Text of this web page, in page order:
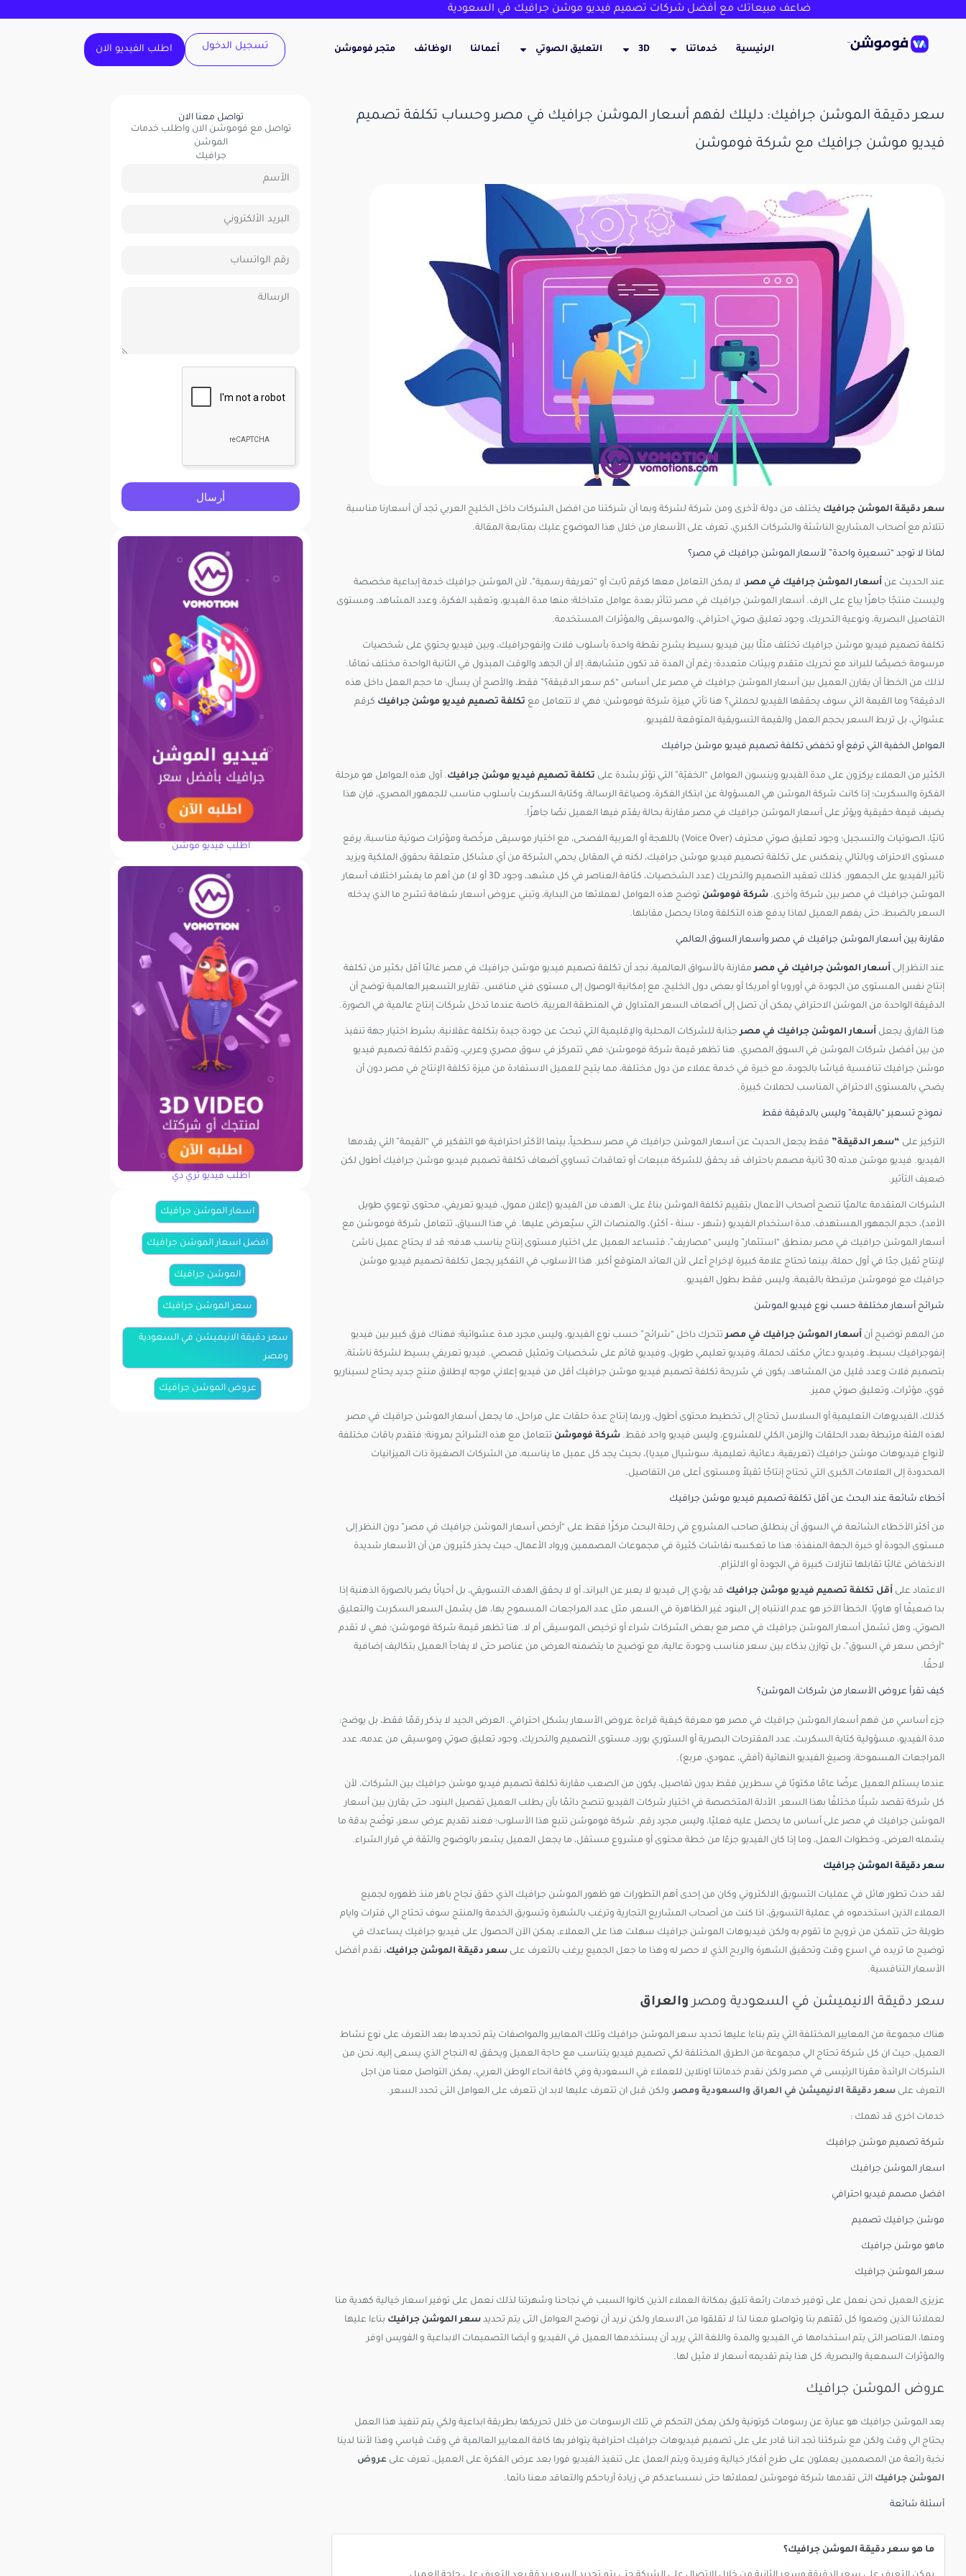
ضاعف مبيعاتك مع أفضل شركات تصميم فيديو موشن جرافيك في السعودية
الرئيسية خدماتنا 3D التعليق الصوتي أعمالنا الوظائف متجر فوموشن تسجيل الدخول اطلب الفيديو الان
سعر دقيقة الموشن جرافيك: دليلك لفهم أسعار الموشن جرافيك في مصر وحساب تكلفة تصميم
فيديو موشن جرافيك مع شركة فوموشن
سعر دقيقة الموشن جرافيك يختلف من دولة لأخرى ومن شركة لشركة وبما أن شركتنا من افضل الشركات داخل الخليج العربي تجد أن أسعارنا مناسبة
تتلائم مع أصحاب المشاريع الناشئة والشركات الكبري، تعرف على الأسعار من خلال هذا الموضوع عليك بمتابعة المقالة.
لماذا لا توجد “تسعيرة واحدة” لأسعار الموشن جرافيك في مصر؟
عند الحديث عن أسعار الموشن جرافيك في مصر، لا يمكن التعامل معها كرقم ثابت أو “تعريفة رسمية”، لأن الموشن جرافيك خدمة إبداعية مخصصة
وليست منتجًا جاهزًا يباع على الرف. أسعار الموشن جرافيك في مصر تتأثر بعدة عوامل متداخلة؛ منها مدة الفيديو، وتعقيد الفكرة، وعدد المشاهد، ومستوى
التفاصيل البصرية، ونوعية التحريك، وجود تعليق صوتي احترافي، والموسيقى والمؤثرات المستخدمة.​
تكلفة تصميم فيديو موشن جرافيك تختلف مثلًا بين فيديو بسيط يشرح نقطة واحدة بأسلوب فلات وإنفوجرافيك، وبين فيديو يحتوي على شخصيات
مرسومة خصيصًا للبراند مع تحريك متقدم وبيئات متعددة؛ رغم أن المدة قد تكون متشابهة، إلا أن الجهد والوقت المبذول في الثانية الواحدة مختلف تمامًا.
لذلك من الخطأ أن يقارن العميل بين أسعار الموشن جرافيك في مصر على أساس “كم سعر الدقيقة؟” فقط، والأصح أن يسأل: ما حجم العمل داخل هذه
الدقيقة؟ وما القيمة التي سوف يحققها الفيديو لحملتي؟ هنا تأتي ميزة شركة فوموشن؛ فهي لا تتعامل مع تكلفة تصميم فيديو موشن جرافيك كرقم
عشوائي، بل تربط السعر بحجم العمل والقيمة التسويقية المتوقعة للفيديو.​
العوامل الخفية التي ترفع أو تخفض تكلفة تصميم فيديو موشن جرافيك
الكثير من العملاء يركزون على مدة الفيديو وينسون العوامل “الخفيّة” التي تؤثر بشدة على تكلفة تصميم فيديو موشن جرافيك. أول هذه العوامل هو مرحلة
الفكرة والسكربت؛ إذا كانت شركة الموشن هي المسؤولة عن ابتكار الفكرة، وصياغة الرسالة، وكتابة السكربت بأسلوب مناسب للجمهور المصري، فإن هذا
يضيف قيمة حقيقية ويؤثر على أسعار الموشن جرافيك في مصر مقارنة بحالة يقدّم فيها العميل نصًا جاهزًا.​
ثانيًا، الصوتيات والتسجيل؛ وجود تعليق صوتي محترف (Voice Over) باللهجة أو العربية الفصحى، مع اختيار موسيقى مرخّصة ومؤثرات صوتية مناسبة، يرفع
مستوى الاحتراف وبالتالي ينعكس على تكلفة تصميم فيديو موشن جرافيك، لكنه في المقابل يحمي الشركة من أي مشاكل متعلقة بحقوق الملكية ويزيد
تأثير الفيديو على الجمهور. كذلك تعقيد التصميم والتحريك (عدد الشخصيات، كثافة العناصر في كل مشهد، وجود 3D أو لا) من أهم ما يفسّر اختلاف أسعار
الموشن جرافيك في مصر بين شركة وأخرى. شركة فوموشن توضح هذه العوامل لعملائها من البداية، وتبني عروض أسعار شفافة تشرح ما الذي يدخله
السعر بالضبط، حتى يفهم العميل لماذا يدفع هذه التكلفة وماذا يحصل مقابلها.​
مقارنة بين أسعار الموشن جرافيك في مصر وأسعار السوق العالمي
عند النظر إلى أسعار الموشن جرافيك في مصرمقارنة بالأسواق العالمية، نجد أن تكلفة تصميم فيديو موشن جرافيك في مصر غالبًا أقل بكثير من تكلفة
إنتاج نفس المستوى من الجودة في أوروبا أو أمريكا أو بعض دول الخليج، مع إمكانية الوصول إلى مستوى فني منافس. تقارير التسعير العالمية توضح أن
الدقيقة الواحدة من الموشن الاحترافي يمكن أن تصل إلى أضعاف السعر المتداول في المنطقة العربية، خاصة عندما تدخل شركات إنتاج عالمية في الصورة.​
هذا الفارق يجعل أسعار الموشن جرافيك في مصرجذابة للشركات المحلية والإقليمية التي تبحث عن جودة جيدة بتكلفة عقلانية، بشرط اختيار جهة تنفيذ
من بين أفضل شركات الموشن في السوق المصري. هنا تظهر قيمة شركة فوموشن؛ فهي تتمركز في سوق مصري وعربي، وتقدم تكلفة تصميم فيديو
موشن جرافيك تنافسية قياسًا بالجودة، مع خبرة في خدمة عملاء من دول مختلفة، مما يتيح للعميل الاستفادة من ميزة تكلفة الإنتاج في مصر دون أن
يضحي بالمستوى الاحترافي المناسب لحملات كبيرة.​
نموذج تسعير “بالقيمة” وليس بالدقيقة فقط
التركيز على “سعر الدقيقة” فقط يجعل الحديث عن أسعار الموشن جرافيك في مصر سطحياً، بينما الأكثر احترافية هو التفكير في “القيمة” التي يقدمها
الفيديو. فيديو موشن مدته 30 ثانية مصمم باحتراف قد يحقق للشركة مبيعات أو تعاقدات تساوي أضعاف تكلفة تصميم فيديو موشن جرافيك أطول لكن
ضعيف التأثير.​
الشركات المتقدمة عالميًا تنصح أصحاب الأعمال بتقييم تكلفة الموشن بناءً على: الهدف من الفيديو (إعلان ممول، فيديو تعريفي، محتوى توعوي طويل
الأمد)، حجم الجمهور المستهدف، مدة استخدام الفيديو (شهر – سنة – أكثر)، والمنصات التي سيُعرض عليها. في هذا السياق، تتعامل شركة فوموشن مع
أسعار الموشن جرافيك في مصر بمنطق “استثمار” وليس “مصاريف”، فتساعد العميل على اختيار مستوى إنتاج يناسب هدفه؛ قد لا يحتاج عميل ناشئ
لإنتاج ثقيل جدًا في أول حملة، بينما تحتاج علامة كبيرة لإخراج أعلى لأن العائد المتوقع أكبر. هذا الأسلوب في التفكير يجعل تكلفة تصميم فيديو موشن
جرافيك مع فوموشن مرتبطة بالقيمة، وليس فقط بطول الفيديو.​
شرائح أسعار مختلفة حسب نوع فيديو الموشن
من المهم توضيح أن أسعار الموشن جرافيك في مصرتتحرك داخل “شرائح” حسب نوع الفيديو، وليس مجرد مدة عشوائية؛ فهناك فرق كبير بين فيديو
إنفوجرافيك بسيط، وفيديو دعائي مكثف لحملة، وفيديو تعليمي طويل، وفيديو قائم على شخصيات وتمثيل قصصي. فيديو تعريفي بسيط لشركة ناشئة،
بتصميم فلات وعدد قليل من المشاهد، يكون في شريحة تكلفة تصميم فيديو موشن جرافيك أقل من فيديو إعلاني موجه لإطلاق منتج جديد يحتاج لسيناريو
قوي، مؤثرات، وتعليق صوتي مميز.​
كذلك، الفيديوهات التعليمية أو السلاسل تحتاج إلى تخطيط محتوى أطول، وربما إنتاج عدة حلقات على مراحل، ما يجعل أسعار الموشن جرافيك في مصر
لهذه الفئة مرتبطة بعدد الحلقات والزمن الكلي للمشروع، وليس فيديو واحد فقط. شركة فوموشن تتعامل مع هذه الشرائح بمرونة؛ فتقدم باقات مختلفة
لأنواع فيديوهات موشن جرافيك (تعريفية، دعائية، تعليمية، سوشيال ميديا)، بحيث يجد كل عميل ما يناسبه، من الشركات الصغيرة ذات الميزانيات
المحدودة إلى العلامات الكبرى التي تحتاج إنتاجًا ثقيلاً ومستوى أعلى من التفاصيل.​
أخطاء شائعة عند البحث عن أقل تكلفة تصميم فيديو موشن جرافيك
من أكثر الأخطاء الشائعة في السوق أن ينطلق صاحب المشروع في رحلة البحث مركزًا فقط على “أرخص أسعار الموشن جرافيك في مصر” دون النظر إلى
مستوى الجودة أو خبرة الجهة المنفذة؛ هذا ما تعكسه نقاشات كثيرة في مجموعات المصممين ورواد الأعمال، حيث يحذر كثيرون من أن الأسعار شديدة
الانخفاض غالبًا تقابلها تنازلات كبيرة في الجودة أو الالتزام.​
الاعتماد على أقل تكلفة تصميم فيديو موشن جرافيك قد يؤدي إلى فيديو لا يعبر عن البراند، أو لا يحقق الهدف التسويقي، بل أحيانًا يضر بالصورة الذهنية إذا
بدا ضعيفًا أو هاويًا. الخطأ الآخر هو عدم الانتباه إلى البنود غير الظاهرة في السعر، مثل عدد المراجعات المسموح بها، هل يشمل السعر السكربت والتعليق
الصوتي، وهل تشمل أسعار الموشن جرافيك في مصر مع بعض الشركات شراء أو ترخيص الموسيقى أم لا. هنا تظهر قيمة شركة فوموشن؛ فهي لا تقدم
“أرخص سعر في السوق”، بل توازن بذكاء بين سعر مناسب وجودة عالية، مع توضيح ما يتضمنه العرض من عناصر حتى لا يفاجأ العميل بتكاليف إضافية
لاحقًا.​
كيف تقرأ عروض الأسعار من شركات الموشن؟
جزء أساسي من فهم أسعار الموشن جرافيك في مصر هو معرفة كيفية قراءة عروض الأسعار بشكل احترافي. العرض الجيد لا يذكر رقمًا فقط، بل يوضح:
مدة الفيديو، مسؤولية كتابة السكربت، عدد المقترحات البصرية أو الستوري بورد، مستوى التصميم والتحريك، وجود تعليق صوتي وموسيقى من عدمه، عدد
المراجعات المسموحة، وصيغ الفيديو النهائية (أفقي، عمودي، مربع).​
عندما يستلم العميل عرضًا عامًا مكتوبًا في سطرين فقط بدون تفاصيل، يكون من الصعب مقارنة تكلفة تصميم فيديو موشن جرافيك بين الشركات، لأن
كل شركة تقصد شيئًا مختلفًا بهذا السعر. الأدلة المتخصصة في اختيار شركات الفيديو تنصح دائمًا بأن يطلب العميل تفصيل البنود، حتى يقارن بين أسعار
الموشن جرافيك في مصر على أساس ما يحصل عليه فعليًا، وليس مجرد رقم. شركة فوموشن تتبع هذا الأسلوب؛ فعند تقديم عرض سعر، توضّح بدقة ما
يشمله العرض، وخطوات العمل، وما إذا كان الفيديو جزءًا من خطة محتوى أو مشروع مستقل، ما يجعل العميل يشعر بالوضوح والثقة في قرار الشراء.
سعر دقيقة الموشن جرافيك
لقد حدث تطور هائل في عمليات التسويق الالكتروني وكان من إحدى أهم التطورات هو ظهور الموشن جرافيك الذي حقق نجاح باهر منذ ظهوره لجميع
العملاء الذين استخدموه في عملية التسويق، اذا كنت من أصحاب المشاريع التجارية وترغب بالشهرة وتسويق الخدمة والمنتج سوف تحتاج الي فترات وايام
طويلة حتى تتمكن من ترويج ما تقوم به ولكن فيديوهات الموشن جرافيك سهلت هذا على العملاء، يمكن الآن الحصول على فيديو جرافيك يساعدك في
توضيح ما تريده في اسرع وقت وتحقيق الشهرة والربح الذي لا حصر له وهذا ما جعل الجميع يرغب بالتعرف على سعر دقيقة الموشن جرافيك، نقدم أفضل
الأسعار التنافسية.
سعر دقيقة الانيميشن في السعودية ومصروالعراق
هناك مجموعة من المعايير المختلفة التي يتم بناءا عليها تحديد سعر الموشن جرافيك وتلك المعايير والمواصفات يتم تحديدها بعد التعرف على نوع نشاط
العميل، حيث ان كل شركة تحتاج الي مجموعة من الطرق المختلفة لكي تصميم فيديو يتناسب مع حاجة العميل ويحقق له النجاح الذي يسعى إليه، نحن من
الشركات الرائدة مقرنا الرئيسى في مصر ولكن نقدم خدماتنا اونلاين للعملاء في السعودية وفي كافة انحاء الوطن العربي، يمكن التواصل معنا من اجل
التعرف على سعر دقيقة الانيميشن في العراق والسعودية ومصر، ولكن قبل ان تتعرف عليها لابد ان تتعرف على العوامل التى تحدد السعر.
خدمات اخرى قد تهمك :
شركة تصميم موشن جرافيك
اسعار الموشن جرافيك
افضل مصمم فيديو احترافي
موشن جرافيك تصميم
ماهو موشن جرافيك
سعر الموشن جرافيك
عزيزى العميل نحن نعمل على توفير خدمات رائعة تليق بمكانة العملاء الذين كانوا السبب في نجاحنا وشهرتنا لذلك نعمل على توفير اسعار خيالية كهدية منا
لعملائنا الذين وضعوا كل ثقتهم بنا وتواصلو معنا لذا لا تقلقوا من الاسعار ولكن نريد أن نوضح العوامل التى يتم تحديد سعر الموشن جرافيك بناءا عليها
ومنها، العناصر التى يتم استخدامها في الفيديو والمدة واللغة التي يريد أن يستخدمها العميل في الفيديو و أيضا التصميمات الابداعية و الفويس اوفر
والمؤثرات السمعية والبصرية، كل هذا يتم تقديمه أسعار لا مثيل لها.
عروض الموشن جرافيك
يعد الموشن جرافيك هو عبارة عن رسومات كرتونية ولكن يمكن التحكم في تلك الرسومات من خلال تحريكها بطريقة ابداعية ولكي يتم تنفيذ هذا العمل
يحتاج الي وقت ولكن مع شركتنا تجد اننا قادر على على تصميم فيديوهات جرافيك احترافية يتوافر بها كافة المعايير العالمية في وقت قياسي وهذا لأننا لدينا
نخبة رائعة من المصممين يعملون على طرح أفكار خيالية وفريدة ويتم العمل على تنفيذ الفيديو فورا بعد عرض الفكرة على العميل، تعرف على عروض
الموشن جرافيك التى تقدمها شركة فوموشن لعملائها حتى نسساعدكم في زيادة أرباحكم والتعاقد معنا دائما.
أسئلة شائعة
ما هو سعر دقيقة الموشن جرافيك؟
تواصل معنا الان
تواصل مع فوموشن الان واطلب خدمات
الموشن
جرافيك
أرسال
اطلب فيديو موشن
اطلب فيديو ثري دي
اسعار الموشن جرافيك
افضل اسعار الموشن جرافيك
الموشن جرافيك
سعر الموشن جرافيك
سعر دقيقة الانيميشن في السعودية
ومصر
عروض الموشن جرافيك